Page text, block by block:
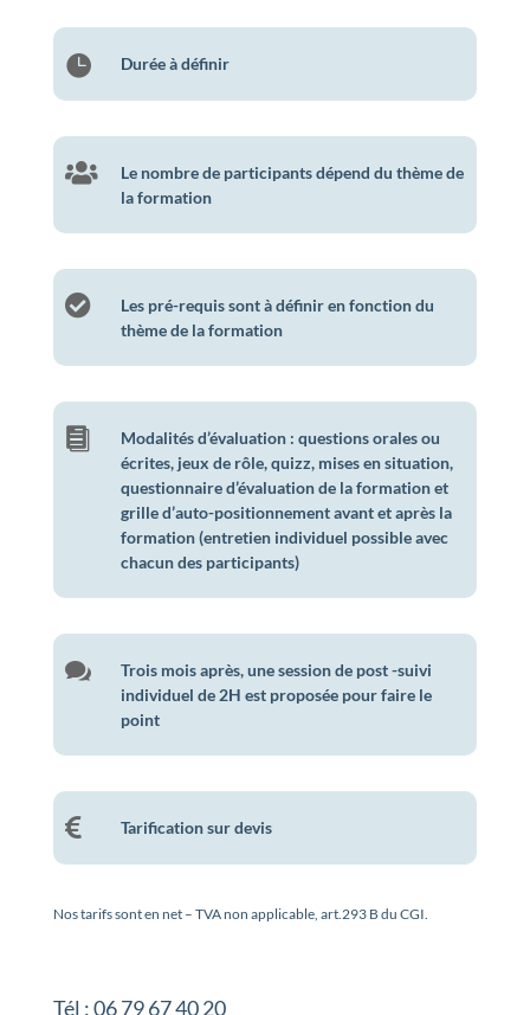
 Durée à définir

Le nombre de participants dépend du thème de
la formation

Les pré-requis sont à définir en fonction du
thème de la formation

Modalités d’évaluation : questions orales ou
écrites, jeux de rôle, quizz, mises en situation,
questionnaire d’évaluation de la formation et
grille d’auto-positionnement avant et après la
formation (entretien individuel possible avec
chacun des participants)

Trois mois après, une session de post -suivi
individuel de 2H est proposée pour faire le
point
 Tarification sur devis
Nos tarifs sont en net – TVA non applicable, art.293 B du CGI.
Tél : 06 79 67 40 20